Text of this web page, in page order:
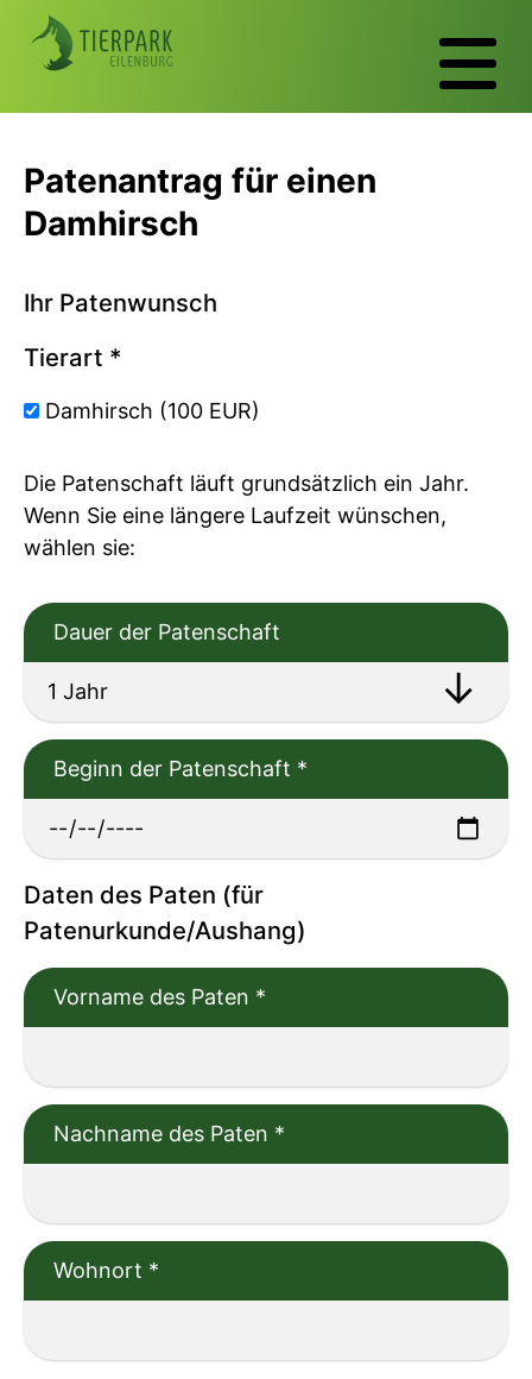
Patenantrag für einen
Damhirsch
Ihr Patenwunsch
Tierart *
Damhirsch (100 EUR)
Die Patenschaft läuft grundsätzlich ein Jahr.
Wenn Sie eine längere Laufzeit wünschen,
wählen sie:
Dauer der Patenschaft
Beginn der Patenschaft *
Daten des Paten (für
Patenurkunde/Aushang)
Vorname des Paten *
Nachname des Paten *
Wohnort *